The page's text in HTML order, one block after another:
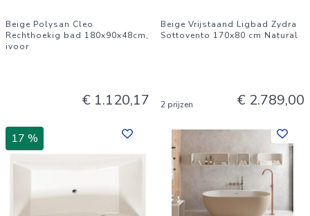
Beige Polysan Cleo
Rechthoekig bad 180x90x48cm,
ivoor
€ 1.120,17
Beige Vrijstaand Ligbad Zydra
Sottovento 170x80 cm Natural
2 prijzen € 2.789,00
17 %